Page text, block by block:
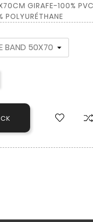
GIRAFE-100%
POLYURÉTHANE